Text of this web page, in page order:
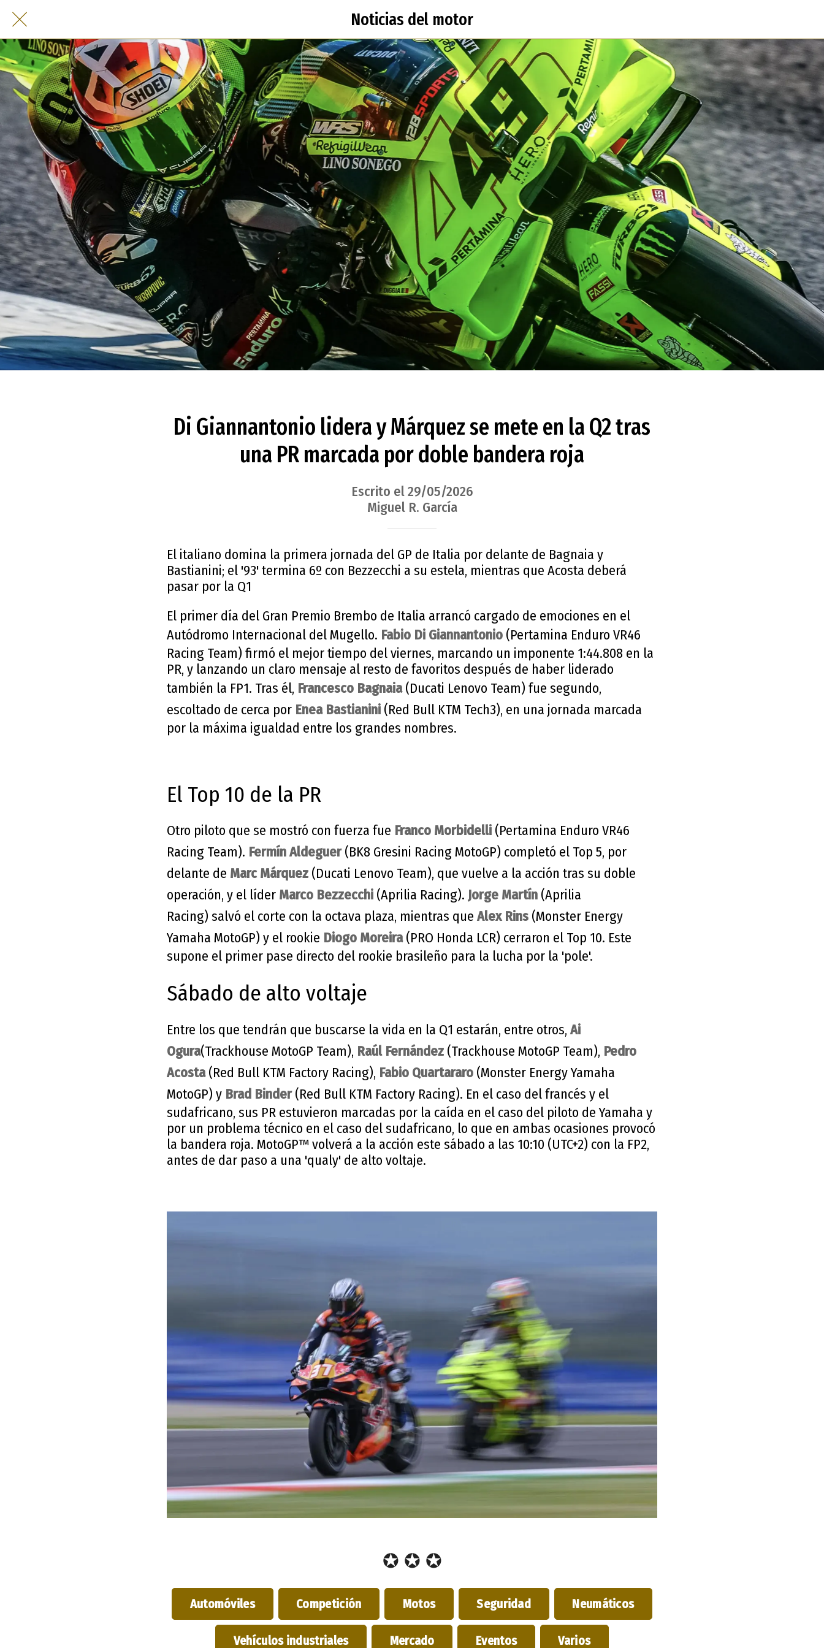
Noticias del motor
Di Giannantonio lidera y Márquez se mete en la Q2 tras
una PR marcada por doble bandera roja
Escrito el 29/05/2026
Miguel R. García
El italiano domina la primera jornada del GP de Italia por delante de Bagnaia y
Bastianini; el '93' termina 6º con Bezzecchi a su estela, mientras que Acosta deberá
pasar por la Q1
El primer día del Gran Premio Brembo de Italia arrancó cargado de emociones en el
Autódromo Internacional del Mugello. Fabio Di Giannantonio (Pertamina Enduro VR46
Racing Team) firmó el mejor tiempo del viernes, marcando un imponente 1:44.808 en la
PR, y lanzando un claro mensaje al resto de favoritos después de haber liderado
también la FP1. Tras él, Francesco Bagnaia(Ducati Lenovo Team) fue segundo,
escoltado de cerca por Enea Bastianini (Red Bull KTM Tech3), en una jornada marcada
por la máxima igualdad entre los grandes nombres.
El Top 10 de la PR
Otro piloto que se mostró con fuerza fue Franco Morbidelli (Pertamina Enduro VR46
Racing Team). Fermín Aldeguer(BK8 Gresini Racing MotoGP) completó el Top 5, por
delante de Marc Márquez (Ducati Lenovo Team), que vuelve a la acción tras su doble
operación, y el líder Marco Bezzecchi (Aprilia Racing). Jorge Martín (Aprilia
Racing) salvó el corte con la octava plaza, mientras que Alex Rins (Monster Energy
Yamaha MotoGP) y el rookie Diogo Moreira(PRO Honda LCR) cerraron el Top 10. Este
supone el primer pase directo del rookie brasileño para la lucha por la 'pole'.
Sábado de alto voltaje
Entre los que tendrán que buscarse la vida en la Q1 estarán, entre otros, Ai
Ogura(Trackhouse MotoGP Team), Raúl Fernández (Trackhouse MotoGP Team), Pedro
Acosta(Red Bull KTM Factory Racing), Fabio Quartararo (Monster Energy Yamaha
MotoGP) y Brad Binder(Red Bull KTM Factory Racing). En el caso del francés y el
sudafricano, sus PR estuvieron marcadas por la caída en el caso del piloto de Yamaha y
por un problema técnico en el caso del sudafricano, lo que en ambas ocasiones provocó
la bandera roja. MotoGP™ volverá a la acción este sábado a las 10:10 (UTC+2) con la FP2,
antes de dar paso a una 'qualy' de alto voltaje.
✪ ✪ ✪
Automóviles Competición Motos Seguridad Neumáticos
Vehículos industriales Mercado Eventos Varios